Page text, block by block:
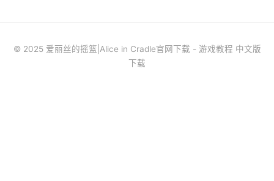
© 2025 爱丽丝的摇篮|Alice in Cradle官网下载 - 游戏教程 中文版
下载